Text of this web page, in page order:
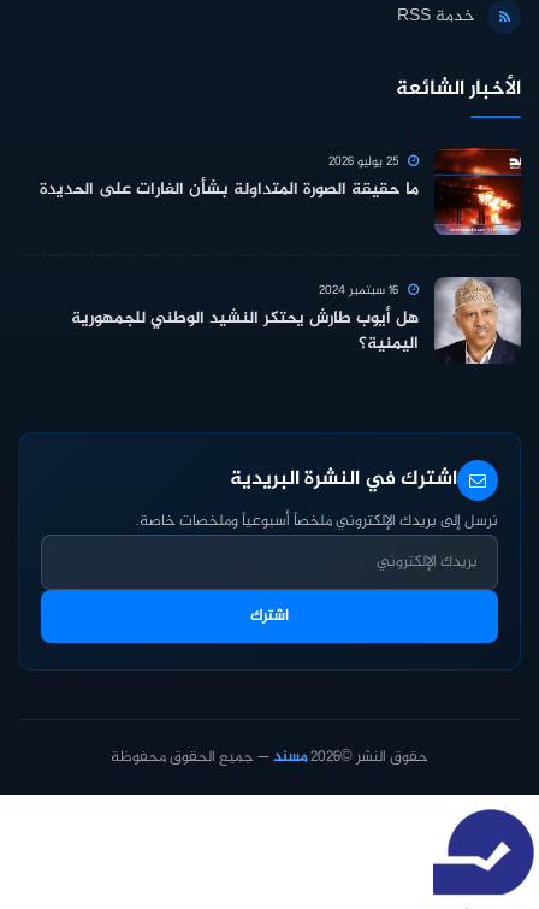
خدمة RSS
الأخبار الشائعة
ما حقيقة الصورة المتداولة بشأن الغارات على الحديدة
هل أيوب طارش يحتكر النشيد الوطني للجمهورية
اليمنية؟
اشترك في النشرة البريدية
نرسل إلى بريدك الإلكتروني ملخصاً أسبوعياً وملخصات خاصة.
اشترك
حقوق النشر ©2026 مسند— جميع الحقوق محفوظة